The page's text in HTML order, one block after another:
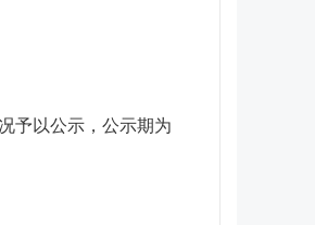
予以公示，公示期为